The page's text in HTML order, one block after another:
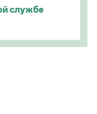
службе